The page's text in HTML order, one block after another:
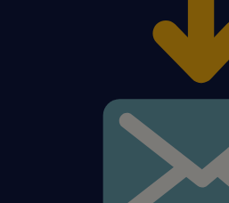
После рассмотрения вашего
личное собеседование с
Подайте заявку прямо
инфолинию: +48 717 488
кнопку «Откликнуться»